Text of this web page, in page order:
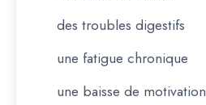
des troubles digestifs
une fatigue chronique
une baisse de motivation